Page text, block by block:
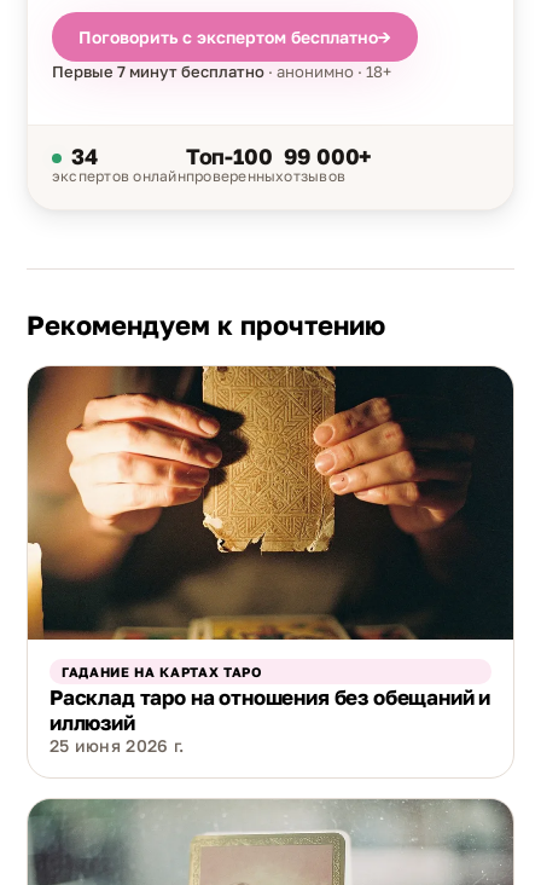
Поговорить с экспертом бесплатно→
Первые 7 минут бесплатно · анонимно · 18+
34
экспертов онлайн
Топ-100
проверенных
99 000+
отзывов
Рекомендуем к прочтению
ГАДАНИЕ НА КАРТАХ ТАРО
Расклад таро на отношения без обещаний и
иллюзий
25 июня 2026 г.